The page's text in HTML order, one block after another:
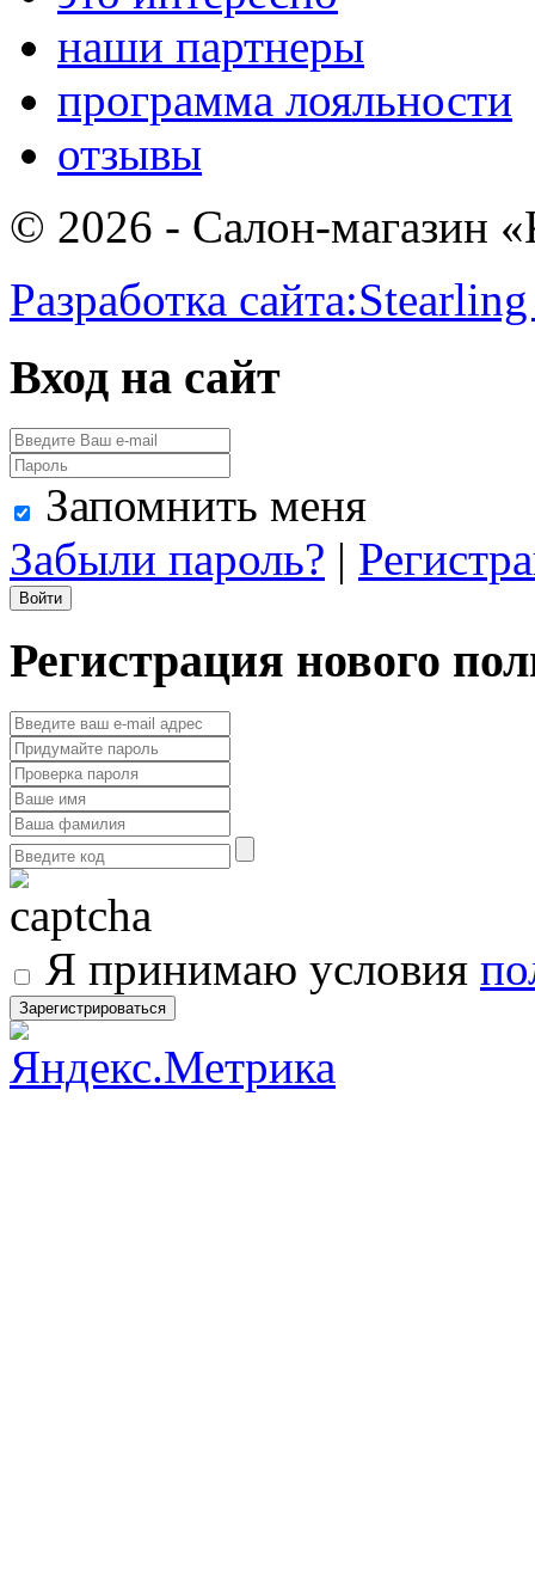
наши партнеры
программа лояльности
отзывы
© 2026 - Салон-магазин
Разработка сайта:
Вход на сайт
Запомнить меня
Забыли пароль? |
Регистрация нового
Я принимаю условия